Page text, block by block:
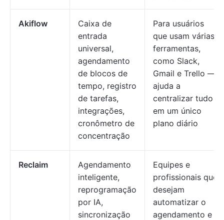
Akiflow
Caixa de
entrada
universal,
agendamento
de blocos de
tempo, registro
de tarefas,
integrações,
cronômetro de
concentração
Para usuários
que usam várias
ferramentas,
como Slack,
Gmail e Trello —
ajuda a
centralizar tudo
em um único
plano diário
Reclaim
Agendamento
inteligente,
reprogramação
por IA,
sincronização
Equipes e
profissionais que
desejam
automatizar o
agendamento e